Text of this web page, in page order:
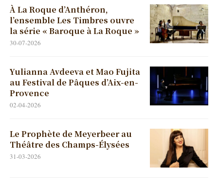
À La Roque d’Anthéron,
l’ensemble Les Timbres ouvre
la série « Baroque à La Roque »
30-07-2026
Yulianna Avdeeva et Mao Fujita
au Festival de Pâques d’Aix-en-
Provence
02-04-2026
Le Prophète de Meyerbeer au
Théâtre des Champs-Élysées
31-03-2026